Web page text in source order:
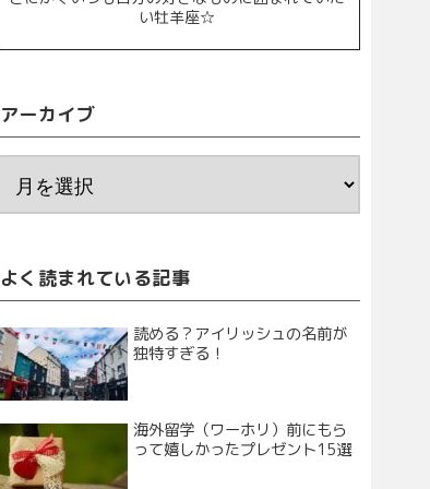
い牡羊座☆
アーカイブ
よく読まれている記事
読める？アイリッシュの名前が
独特すぎる！
海外留学（ワーホリ）前にもら
って嬉しかったプレゼント15選